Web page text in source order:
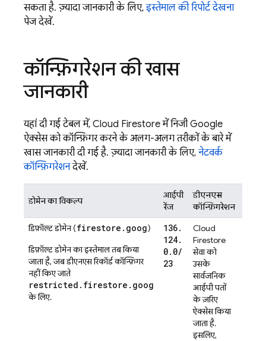
सकता है. ज़्यादा जानकारी के लिए,इस्तेमाल की रिपोर्ट देखना
पेज देखें.
कॉन्फ़िगरेशन की खास
जानकारी
यहां दी गई टेबल में, Cloud Firestoreमें निजी Google
ऐक्सेस को कॉन्फ़िगर करने के अलग-अलग तरीकों के बारे में
खास जानकारी दी गई है. ज़्यादा जानकारी के लिए, नेटवर्क
कॉन्फ़िगरेशनदेखें.
डोमेन का विकल्प
आईपी
रेंज
डीएनएस
कॉन्फ़िगरेशन
डिफ़ॉल्ट डोमेन (firestore.goog)
डिफ़ॉल्ट डोमेन का इस्तेमाल तब किया
जाता है, जब डीएनएस रिकॉर्ड कॉन्फ़िगर
नहीं किए जाते
restricted.firestore.goog
के लिए.
136.
124.
0. 0/
23
Cloud
Firestore
सेवा को
उसके
सार्वजनिक
आईपी पतों
के ज़रिए
ऐक्सेस किया
जाता है.
इसलिए,